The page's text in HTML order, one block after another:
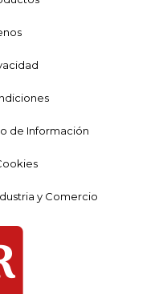
de Información
y Comercio